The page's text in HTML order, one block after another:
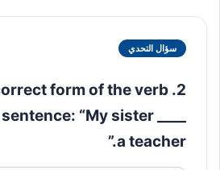
سؤال التحدي
correct form of the verb
“My sister ____
a teacher.”